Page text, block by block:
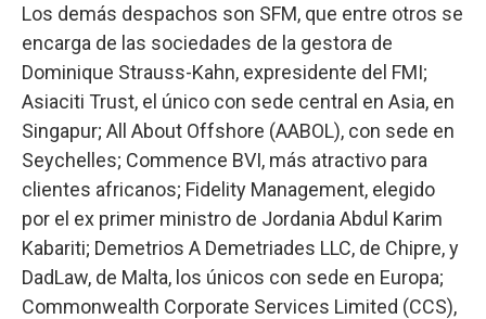
Los demás despachos son SFM, que entre otros se
encarga de las sociedades de la gestora de
Dominique Strauss-Kahn, expresidente del FMI;
Asiaciti Trust, el único con sede central en Asia, en
Singapur; All About Offshore (AABOL), con sede en
Seychelles; Commence BVI, más atractivo para
clientes africanos; Fidelity Management, elegido
por el ex primer ministro de Jordania Abdul Karim
Kabariti; Demetrios A Demetriades LLC, de Chipre, y
DadLaw, de Malta, los únicos con sede en Europa;
Commonwealth Corporate Services Limited (CCS),